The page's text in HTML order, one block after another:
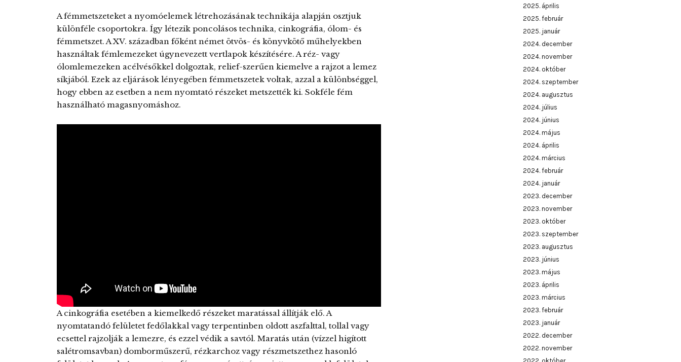
A fémmetszeteket a nyomóelemek létrehozásának technikája alapján osztjuk
különféle csoportokra. Így létezik poncolásos technika, cinkográfia, ólom- és
fémmetszet. A XV. században főként német ötvös- és könyvkötő műhelyekben
használtak fémlemezeket úgynevezett vertlapok készítésére. A réz- vagy
ólomlemezeken acélvésőkkel dolgoztak, relief-szerűen kiemelve a rajzot a lemez
síkjából. Ezek az eljárások lényegében fémmetszetek voltak, azzal a különbséggel,
hogy ebben az esetben a nem nyomtató részeket metszették ki. Sokféle fém
használható magasnyomáshoz.
A cinkográfia esetében a kiemelkedő részeket maratással állítják elő. A
nyomtatandó felületet fedőlakkal vagy terpentinben oldott aszfalttal, tollal vagy
ecsettel rajzolják a lemezre, és ezzel védik a savtól. Maratás után (vízzel higított
salétromsavban) domborműszerű, rézkarchoz vagy részmetszethez hasonló
2025. április
2025. február
2025. január
2024. december
2024. november
2024. október
2024. szeptember
2024. augusztus
2024. július
2024. június
2024. május
2024. április
2024. március
2024. február
2024. január
2023. december
2023. november
2023. október
2023. szeptember
2023. augusztus
2023. június
2023. május
2023. április
2023. március
2023. február
2023. január
2022. december
2022. november